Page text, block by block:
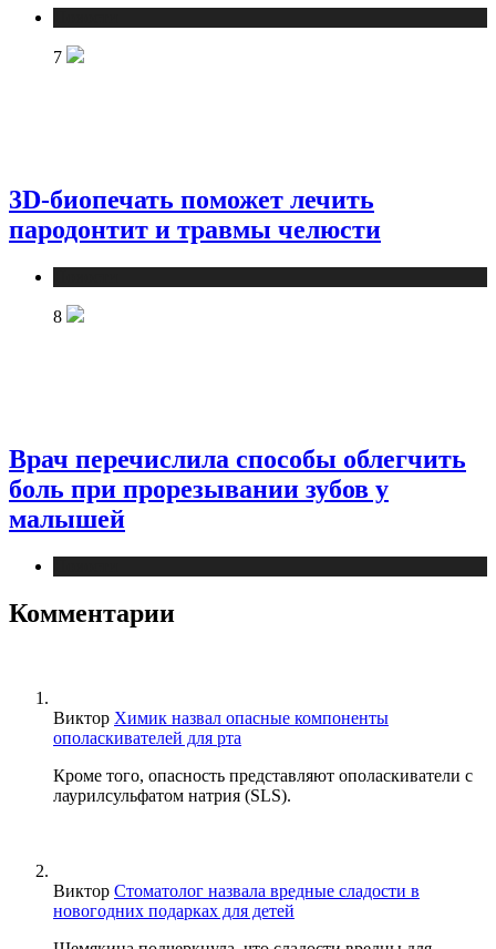
7
3D-биопечать поможет лечить
пародонтит и травмы челюсти
8
Врач перечислила способы облегчить
боль при прорезывании зубов у
малышей
Комментарии
Виктор Химик назвал опасные компоненты
ополаскивателей для рта
Кроме того, опасность представляют ополаскиватели с
лаурилсульфатом натрия (SLS).
Виктор Стоматолог назвала вредные сладости в
новогодних подарках для детей